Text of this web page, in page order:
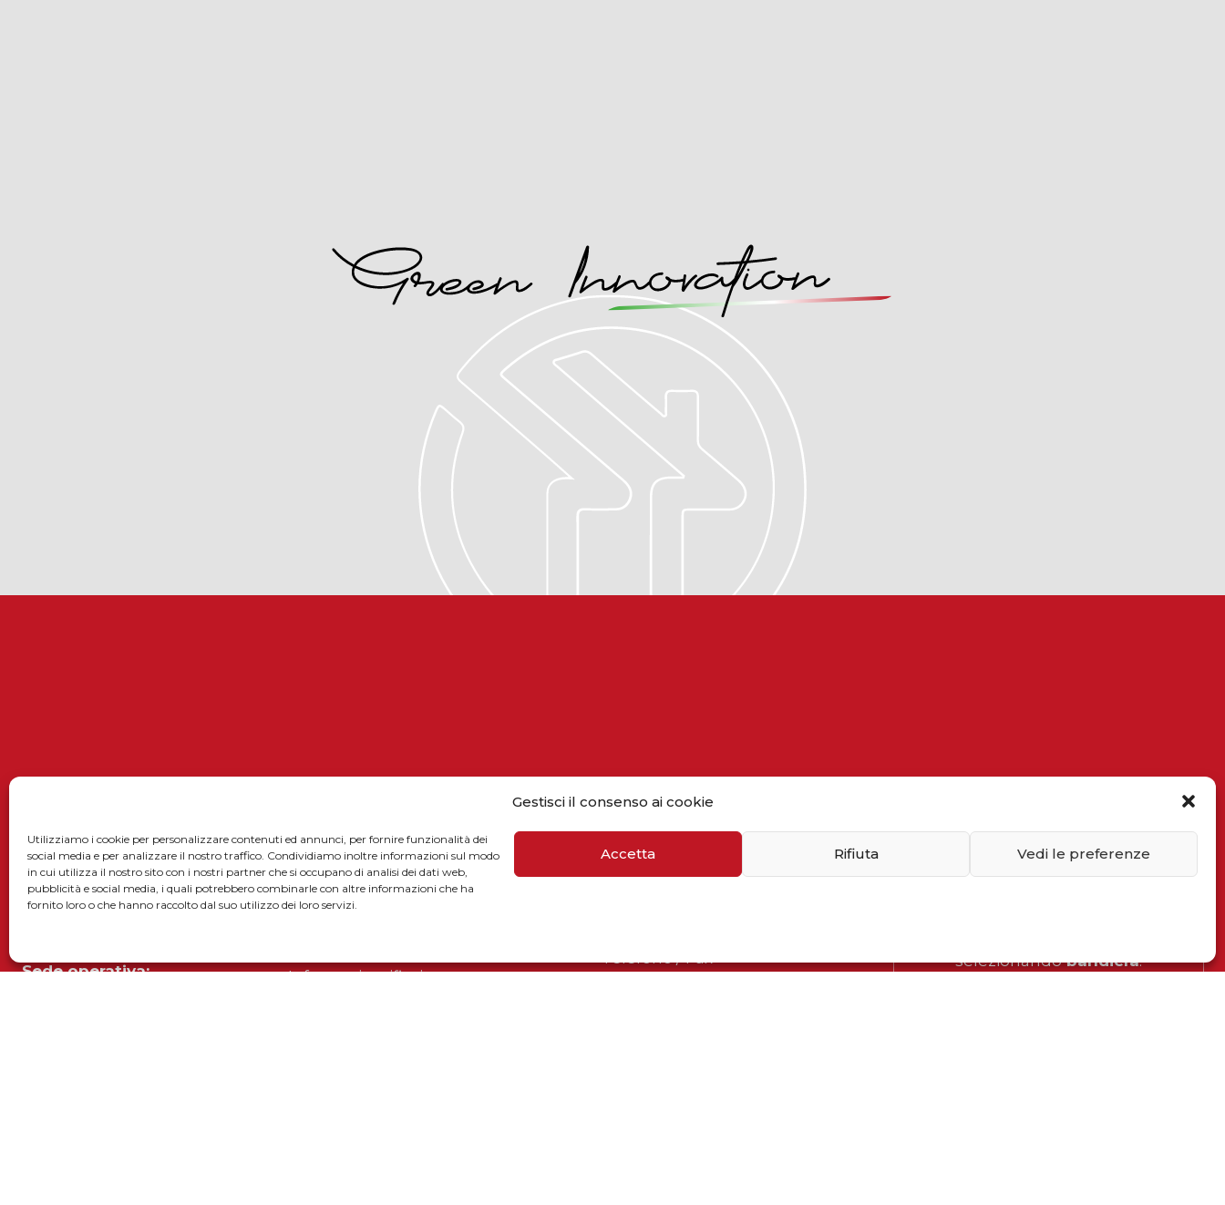
Gestisci il consenso ai cookie
Utilizziamo i cookie per personalizzare contenuti ed annunci, per fornire funzionalità dei
social media e per analizzare il nostro traffico. Condividiamo inoltre informazioni sul modo
in cui utilizza il nostro sito con i nostri partner che si occupano di analisi dei dati web,
pubblicità e social media, i quali potrebbero combinarle con altre informazioni che ha
fornito loro o che hanno raccolto dal suo utilizzo dei loro servizi.
Accetta Rifiuta Vedi le preferenze
SOLARMG Srl
Sede legale:
Sede operativa:
Privacy policy
Informativa rifiuti
CONTATTI
Telefono / Fax
Iscriviti alla newsletter
Inserisci il tuo indirizzo email
selezionandobandiera.